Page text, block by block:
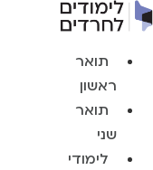
תואר
ראשון
תואר
שני
לימודי